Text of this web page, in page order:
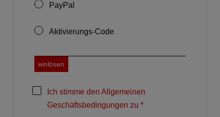
PayPal
Aktivierungs-Code
einlösen
Ich stimme den Allgemeinen
Geschäftsbedingungen zu *